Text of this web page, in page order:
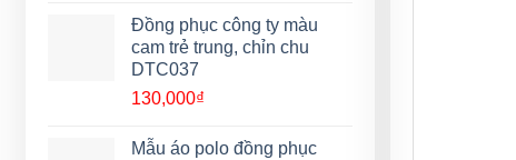
Đồng phục công ty màu
cam trẻ trung, chỉn chu
DTC037
130,000₫
Mẫu áo polo đồng phục